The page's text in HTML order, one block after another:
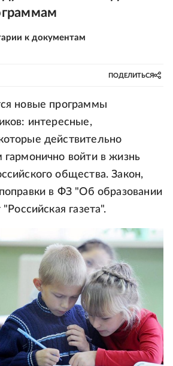
к документам
ПОДЕЛИТЬСЯ
новые программы
интересные,
действительно
гармонично войти в жизнь
общества. Закон,
в ФЗ "Об образовании
газета".